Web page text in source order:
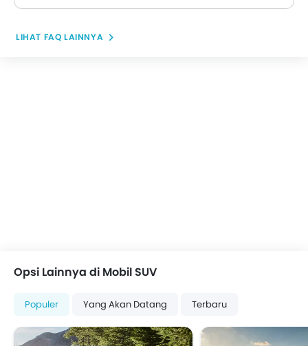
LIHAT FAQ LAINNYA
Opsi Lainnya di Mobil SUV
Populer Yang Akan Datang Terbaru